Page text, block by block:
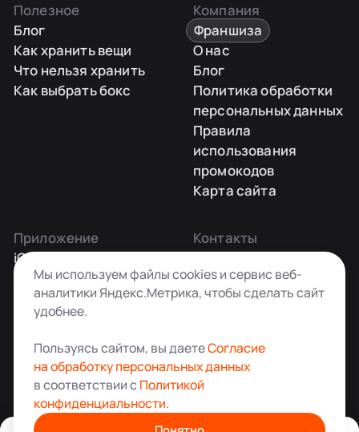
Полезное
Блог
Как хранить вещи
Что нельзя хранить
Как выбрать бокс
Компания
Франшиза
О нас
Блог
Политика обработки
персональных данных
Правила
использования
промокодов
Карта сайта
Приложение
iOS
Android
Контакты
Заказать звонок
+7 495 181-55-45
info@kladovkin.ru
Аренда склада для хранения вещей в Москве
© ООО «Кладовкин» 2026. Все права защищены
Мы используем файлы cookies и сервис веб-
аналитики Яндекс.Метрика, чтобы сделать сайт
удобнее.
Пользуясь сайтом, вы даетеСогласие
на обработку персональных данных
в соответствии с Политикой
конфиденциальности.